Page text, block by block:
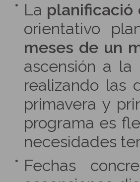
La planificació
orientativo
meses de un
ascensión a
realizando las
primavera y
programa es
necesidades
Fechas